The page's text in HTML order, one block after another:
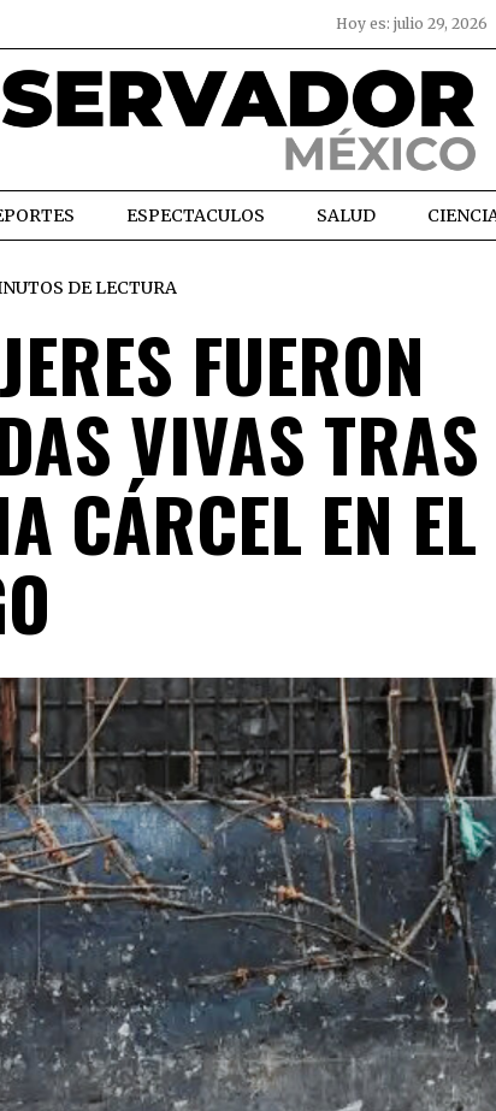
Hoy es: julio 29, 2026
ESPECTACULOS SALUD
DE LECTURA
FUERON
VIVAS TRAS
CÁRCEL EN EL